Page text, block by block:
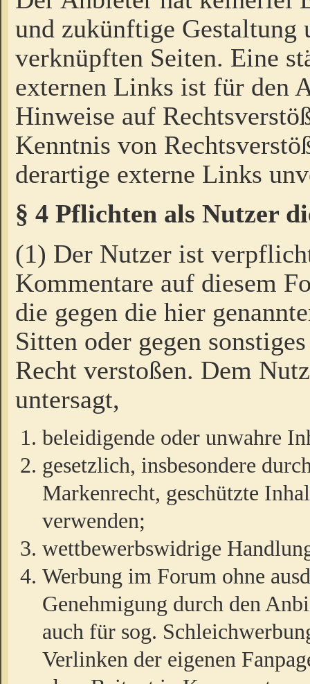
und zukünftige Gestaltung
verknüpften Seiten. Eine
externen Links ist für den
Hinweise auf
Kenntnis von
derartige externe Links
§ 4 Pflichten als Nutzer
(1) Der Nutzer ist
Kommentare auf diesem
die gegen die hier
Sitten oder gegen
Recht verstoßen. Dem
untersagt,
beleidigende oder unwahre
gesetzlich, insbesondere
Markenrecht, geschützte
verwenden;
wettbewerbswidrige
Werbung im Forum ohne
Genehmigung durch den
auch für sog.
Verlinken der eigenen